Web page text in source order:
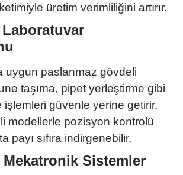
üretim verimliliğini artırır.
uygun paslanmaz gövdeli
taşıma, pipet yerleştirme gibi
işlemleri güvenle yerine getirir.
modellerle pozisyon kontrolü
payı sıfıra indirgenebilir.
Sistemler